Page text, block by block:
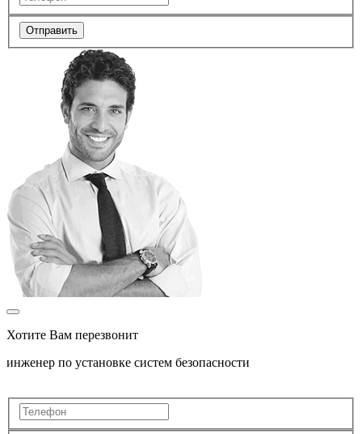
Отправить
Хотите Вам перезвонит
инженер по установке систем безопасности